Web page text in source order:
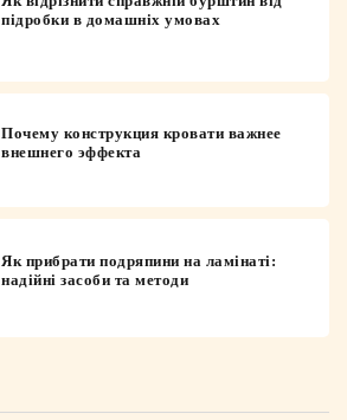
підробки в домашніх умовах
Почему конструкция кровати важнее
внешнего эффекта
Як прибрати подряпини на ламінаті:
надійні засоби та методи